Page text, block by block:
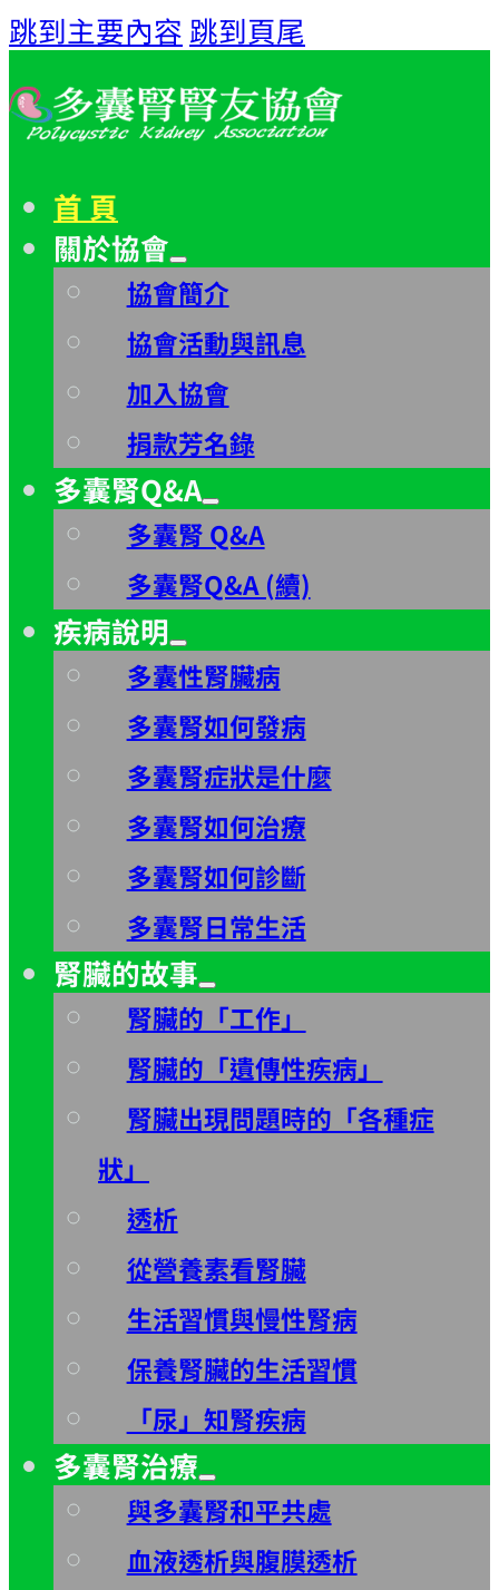
跳到主要內容 跳到頁尾
首 頁
關於協會
協會簡介
協會活動與訊息
加入協會
捐款芳名錄
多囊腎Q&A
多囊腎 Q&A
多囊腎Q&A (續)
疾病說明
多囊性腎臟病
多囊腎如何發病
多囊腎症狀是什麼
多囊腎如何治療
多囊腎如何診斷
多囊腎日常生活
腎臟的故事
腎臟的「工作」
腎臟的「遺傳性疾病」
腎臟出現問題時的「各種症
狀」
透析
從營養素看腎臟
生活習慣與慢性腎病
保養腎臟的生活習慣
「尿」知腎疾病
多囊腎治療
與多囊腎和平共處
血液透析與腹膜透析